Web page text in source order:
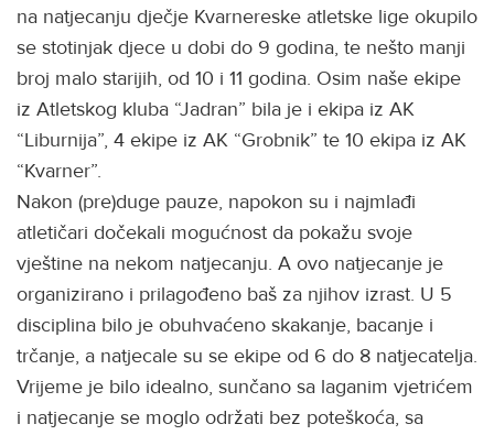
na natjecanju dječje Kvarnereske atletske lige okupilo
se stotinjak djece u dobi do 9 godina, te nešto manji
broj malo starijih, od 10 i 11 godina. Osim naše ekipe
iz Atletskog kluba “Jadran” bila je i ekipa iz AK
“Liburnija”, 4 ekipe iz AK “Grobnik” te 10 ekipa iz AK
“Kvarner”.
Nakon (pre)duge pauze, napokon su i najmlađi
atletičari dočekali mogućnost da pokažu svoje
vještine na nekom natjecanju. A ovo natjecanje je
organizirano i prilagođeno baš za njihov izrast. U 5
disciplina bilo je obuhvaćeno skakanje, bacanje i
trčanje, a natjecale su se ekipe od 6 do 8 natjecatelja.
Vrijeme je bilo idealno, sunčano sa laganim vjetrićem
i natjecanje se moglo održati bez poteškoća, sa